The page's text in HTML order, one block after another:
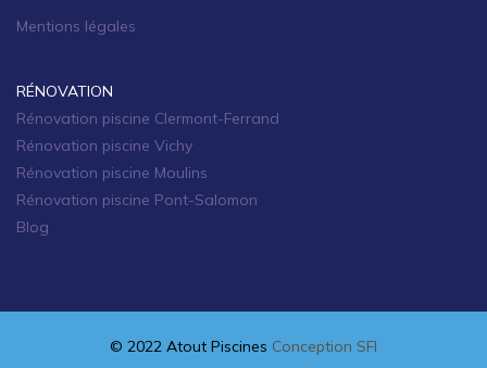
Mentions légales
RÉNOVATION
Rénovation piscine Clermont-Ferrand
Rénovation piscine Vichy
Rénovation piscine Moulins
Rénovation piscine Pont-Salomon
Blog
© 2022 Atout Piscines Conception SFI